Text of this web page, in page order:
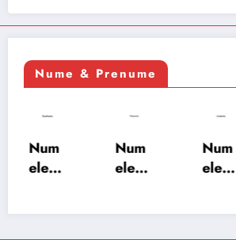
Nume & Prenume
Num
ele
Num
ele
Num
ele